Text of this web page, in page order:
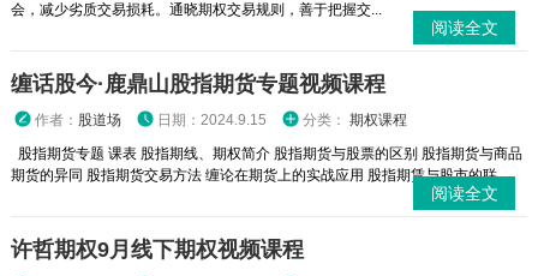
会，减少劣质交易损耗。通晓期权交易规则，善于把握交...
阅读全文
缠话股今·鹿鼎山股指期货专题视频课程
作者： 股道场 日期：2024.9.15 分类： 期权课程
股指期货专题 课表 股指期线、期权简介 股指期货与股票的区别 股指期货与商品
期货的异同 股指期货交易方法 缠论在期货上的实战应用 股指期赁与股市的联...
阅读全文
许哲期权9月线下期权视频课程